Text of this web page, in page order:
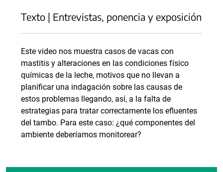
Texto | Entrevistas, ponencia y exposición
Este video nos muestra casos de vacas con
mastitis y alteraciones en las condiciones físico
químicas de la leche, motivos que no llevan a
planificar una indagación sobre las causas de
estos problemas llegando, así, a la falta de
estrategias para tratar correctamente los efluentes
del tambo. Para este caso: ¿qué componentes del
ambiente deberíamos monitorear?